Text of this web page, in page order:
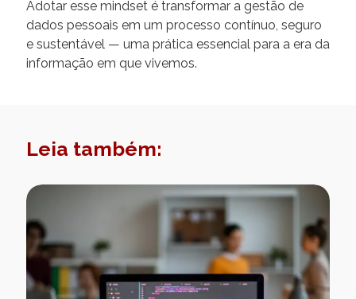
Adotar esse mindset é transformar a gestão de
dados pessoais em um processo contínuo, seguro
e sustentável — uma prática essencial para a era da
informação em que vivemos.
Leia também: